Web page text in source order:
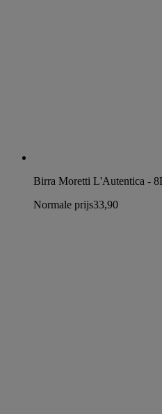
Birra Moretti L'Autentica -
Normale prijs33,90